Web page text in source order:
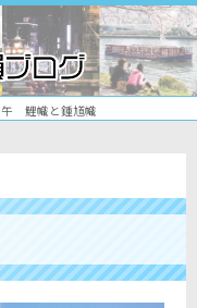
鯉幟と鍾馗幟